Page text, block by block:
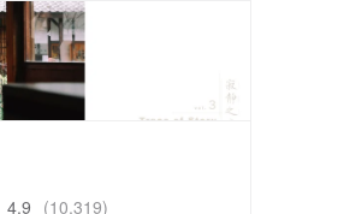
4.9 (10,319)